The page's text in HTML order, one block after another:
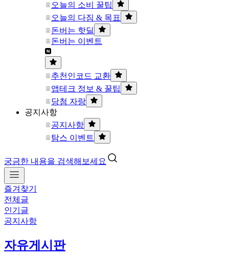
오늘의 소비 꿀팁
오늘의 다짐 & 목표
돈버는 핫딜
돈버는 이벤트
추천인코드 교환
앱테크 정보 & 꿀팁
당첨 자랑
공지사항
공지사항
탐스 이벤트
궁금한 내용을 검색해보세요
즐겨찾기
전체글
인기글
공지사항
자유게시판